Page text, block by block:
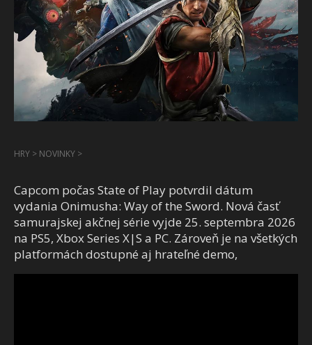
HRY > NOVINKY >
Capcom počas State of Play potvrdil dátum
vydania Onimusha: Way of the Sword. Nová časť
samurajskej akčnej série vyjde 25. septembra 2026
na PS5, Xbox Series X|S a PC. Zároveň je na všetkých
platformách dostupné aj hrateľné demo,